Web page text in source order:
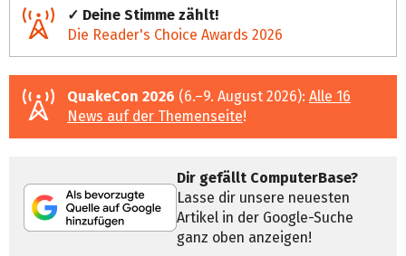
✓ Deine Stimme zählt!
Die Reader's Choice Awards 2026
QuakeCon 2026 (6.–9. August 2026): Alle 16
News auf der Themenseite!
Dir gefällt ComputerBase?
Lasse dir unsere neuesten
Artikel in der Google-Suche
ganz oben anzeigen!